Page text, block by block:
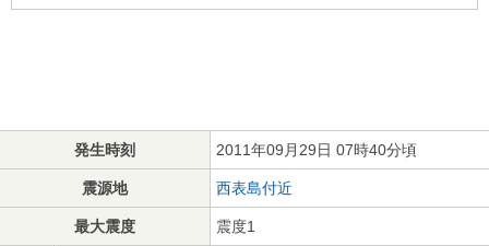
発生時刻 2011年09月29日 07時40分頃
震源地 西表島付近
最大震度 震度1